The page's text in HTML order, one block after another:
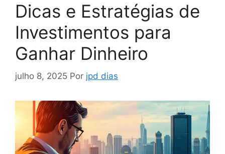
Dicas e Estratégias de
Investimentos para
Ganhar Dinheiro
julho 8, 2025 Por jpd dias